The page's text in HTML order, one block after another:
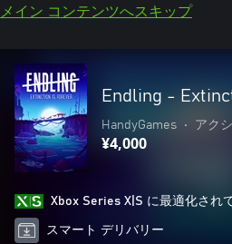
メイン コンテンツへスキップ
Endling -
HandyGames • アク
¥4,000
Xbox Series X|S に最適化され
スマート デリバリー